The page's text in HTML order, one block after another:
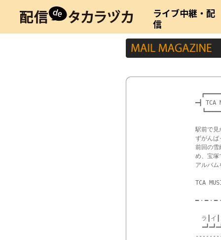
ライブ中継・配
信
━┫ TCA
駅前で見
ずがんば
前回の雪
め、宝塚
アルバム
TCA
━・━・━
ラ┃イ┃